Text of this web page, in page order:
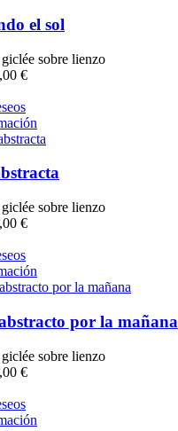
el sol
sobre lienzo
€
sobre lienzo
€
por la mañana
sobre lienzo
€